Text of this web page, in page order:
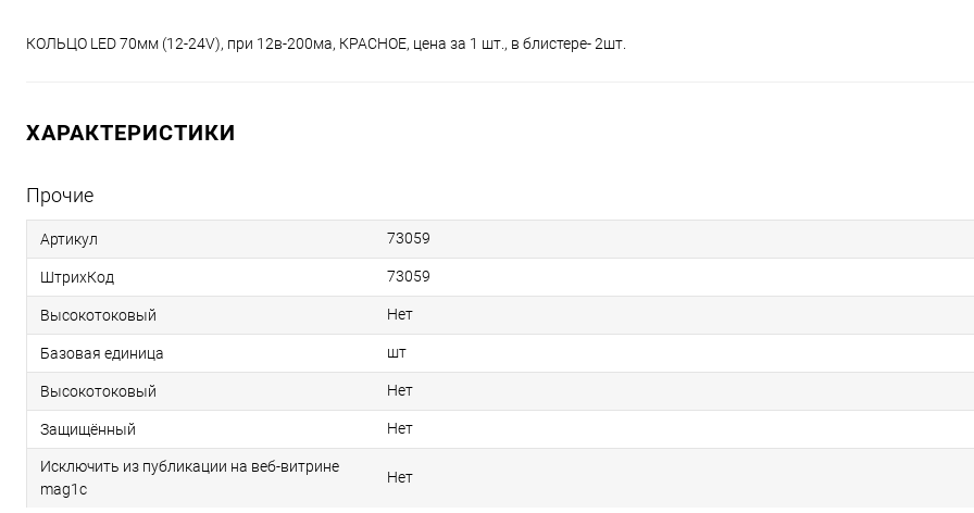
КОЛЬЦО LED 70мм (12-24V), при 12в-200ма, КРАСНОЕ, цена за 1 шт., в блистере- 2шт.
ХАРАКТЕРИСТИКИ
Прочие
Артикул 73059
ШтрихКод 73059
Высокотоковый Нет
Базовая единица шт
Высокотоковый Нет
Защищённый Нет
Исключить из публикации на веб-витрине
mag1c
Нет